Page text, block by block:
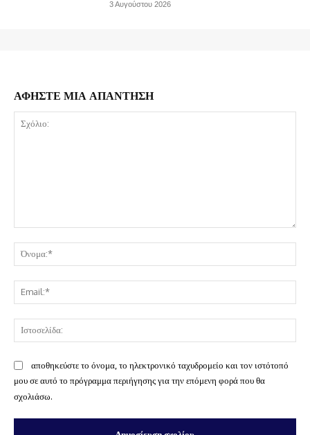
3 Αυγούστου 2026
ΑΦΗΣΤΕ ΜΙΑ ΑΠΑΝΤΗΣΗ
αποθηκεύστε το όνομα, το ηλεκτρονικό ταχυδρομείο και τον ιστότοπό
μου σε αυτό το πρόγραμμα περιήγησης για την επόμενη φορά που θα
σχολιάσω.